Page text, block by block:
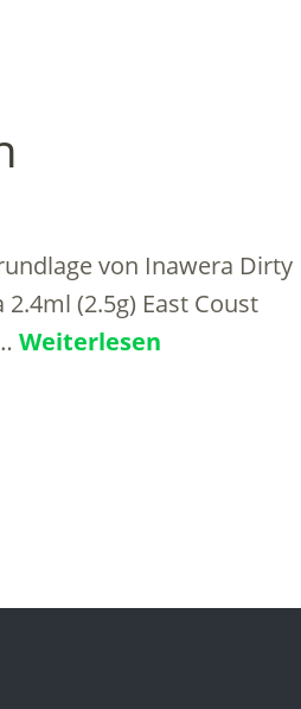
von Inawera Dirty
(2.5g) East Coust
Weiterlesen